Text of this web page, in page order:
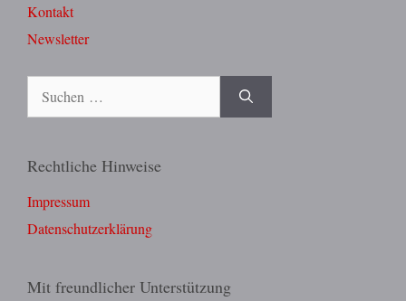
Kontakt
Newsletter
nach:
Rechtliche Hinweise
Impressum
Datenschutzerklärung
Mit freundlicher Unterstützung